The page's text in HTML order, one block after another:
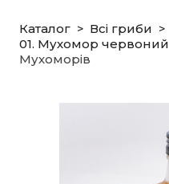
Каталог
Всі гриби
01. Мухомор червоний
Мухоморів